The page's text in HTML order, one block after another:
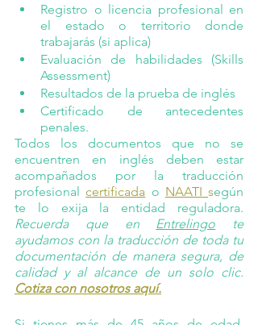
Registro o licencia profesional en
el estado o territorio donde
trabajarás (si aplica)
Evaluación de habilidades (Skills
Assessment)
Resultados de la prueba de inglés
Certificado de antecedentes
penales.
Todos los documentos que no se
encuentren en inglés deben estar
acompañados por la traducción
profesional certificada o NAATI según
Recuerda que en Entrelingo te
ayudamos con la traducción de toda tu
documentación de manera segura, de
calidad y al alcance de un solo clic.
Cotiza con nosotros aquí.